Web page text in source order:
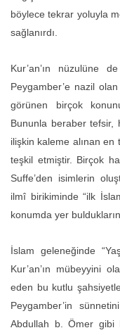
böylece tekrar yoluyla
sağlanırdı.
Kur’an’ın nüzulüne
Peygamber’e nazil
görünen birçok
Bununla beraber tefsir,
ilişkin kaleme alınan en
teşkil etmiştir. Birçok
Suffe’den isimlerin
ilmî birikiminde “ilk
konumda yer
İslam geleneğinde
Kur’an’ın mübeyyini
eden bu kutlu
Peygamber’in
Abdullah b. Ömer gibi